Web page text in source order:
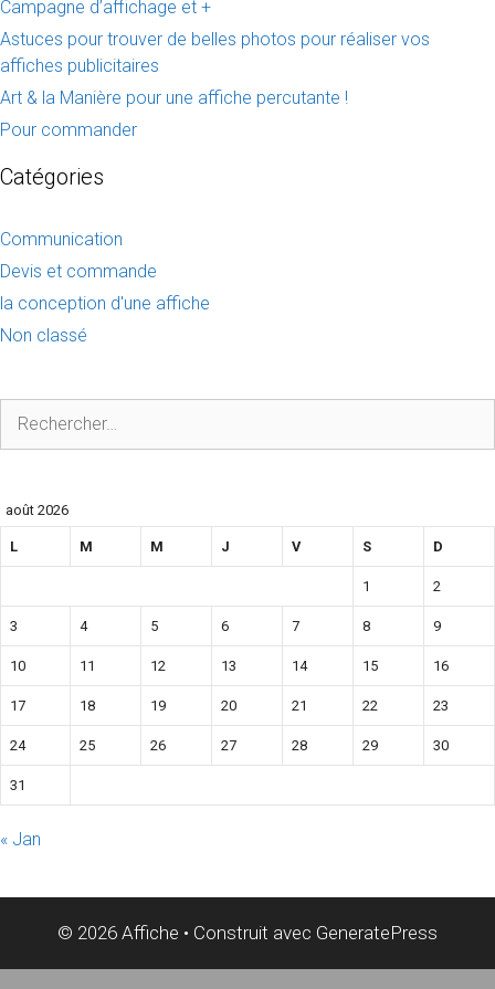
Campagne d’affichage et +
Astuces pour trouver de belles photos pour réaliser vos
affiches publicitaires
Art & la Manière pour une affiche percutante !
Pour commander
Catégories
Communication
Devis et commande
la conception d'une affiche
Non classé
août 2026
L M M J V S D
1 2
3 4 5 6 7 8 9
10 11 12 13 14 15 16
17 18 19 20 21 22 23
24 25 26 27 28 29 30
31
« Jan
© 2026 Affiche • Construit avec GeneratePress